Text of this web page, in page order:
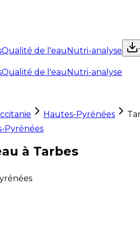
Qualité de l'eauNutri-analyse
Qualité de l'eauNutri-analyse
Hautes-Pyrénées
Pyrénées
à Tarbes